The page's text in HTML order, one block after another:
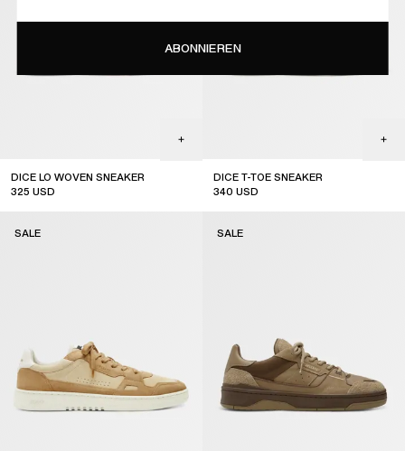
DICE LO WOVEN SNEAKER
325 USD
DICE T-TOE SNEAKER
340 USD
SALE SALE
ABONNIEREN